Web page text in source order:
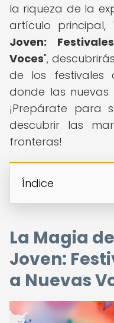
la riqueza de la
artículo principal,
Joven:
Voces",
de los festivales
donde las nuevas
¡Prepárate para
descubrir las
fronteras!
Índice
La Magia
Joven:
a Nuevas